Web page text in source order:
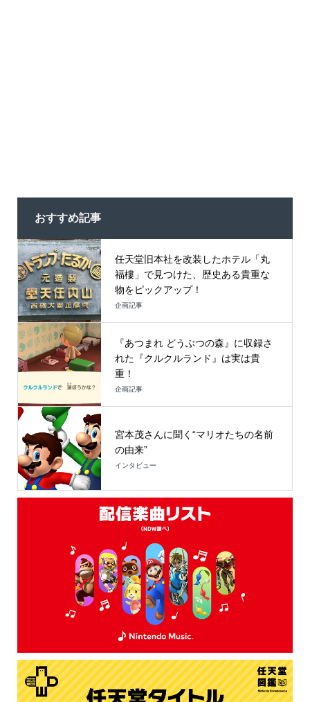
おすすめ記事
任天堂旧本社を改装したホテル「丸
福樓」で見つけた、歴史ある貴重な
物をピックアップ！
企画記事
『あつまれ どうぶつの森』に収録さ
れた『クルクルランド』は実は貴
重！
企画記事
宮本茂さんに聞く“マリオたちの名前
の由来”
インタビュー